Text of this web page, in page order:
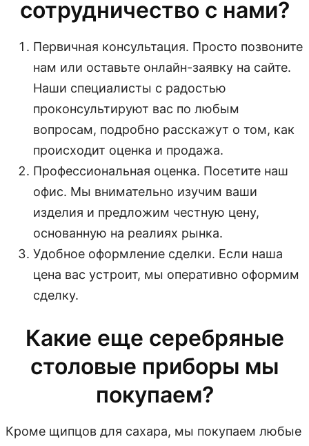
сотрудничество с нами?
Первичная консультация. Просто позвоните
нам или оставьте онлайн-заявку на сайте.
Наши специалисты с радостью
проконсультируют вас по любым
вопросам, подробно расскажут о том, как
происходит оценка и продажа.
Профессиональная оценка. Посетите наш
офис. Мы внимательно изучим ваши
изделия и предложим честную цену,
основанную на реалиях рынка.
Удобное оформление сделки. Если наша
цена вас устроит, мы оперативно оформим
сделку.
Какие еще серебряные
столовые приборы мы
покупаем?
Кроме щипцов для сахара, мы покупаем любые